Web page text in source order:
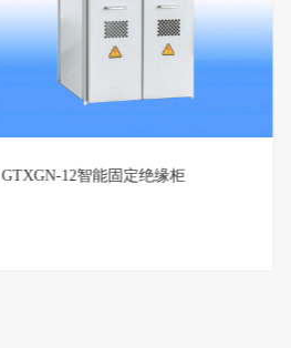
GTXGN-12智能固定绝缘柜